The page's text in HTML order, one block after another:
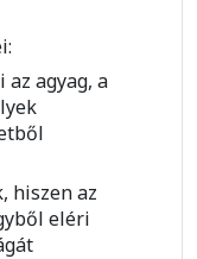
agyag, a
hiszen az
eléri